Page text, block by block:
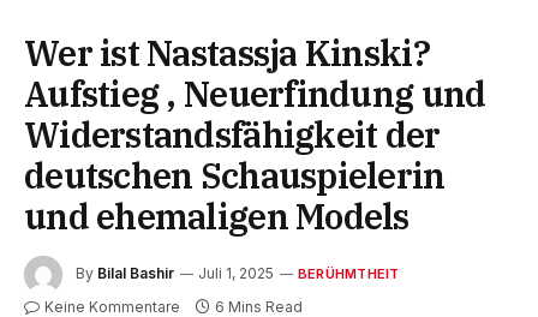
Wer ist Nastassja Kinski?
Aufstieg , Neuerfindung und
Widerstandsfähigkeit der
deutschen Schauspielerin
und ehemaligen Models
By Bilal Bashir Juli 1, 2025 BERÜHMTHEIT
Keine Kommentare 6 Mins Read